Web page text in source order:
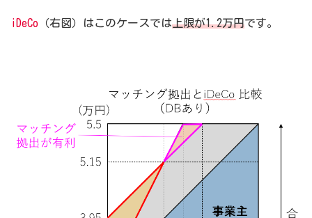
iDeCo （右図）はこのケースでは上限が1.2万円です。